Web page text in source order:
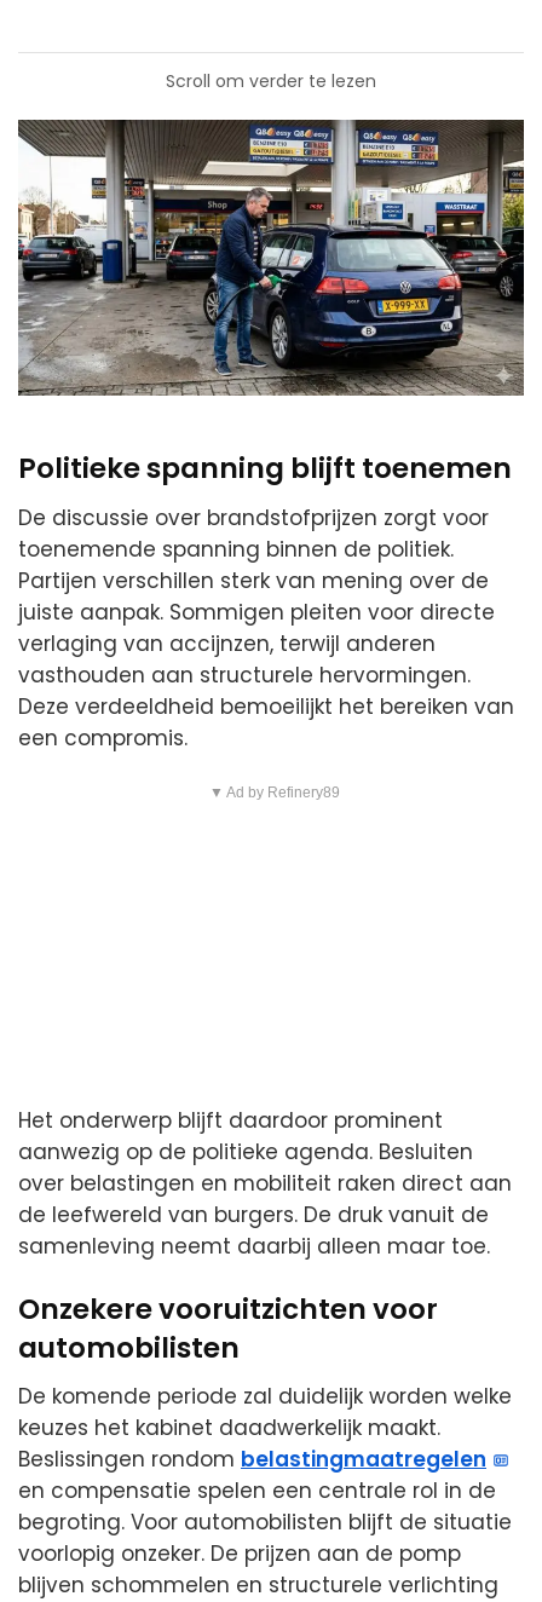
Scroll om verder te lezen
Politieke spanning blijft toenemen
De discussie over brandstofprijzen zorgt voor
toenemende spanning binnen de politiek.
Partijen verschillen sterk van mening over de
juiste aanpak. Sommigen pleiten voor directe
verlaging van accijnzen, terwijl anderen
vasthouden aan structurele hervormingen.
Deze verdeeldheid bemoeilijkt het bereiken van
een compromis.
▼ Ad by Refinery89
Het onderwerp blijft daardoor prominent
aanwezig op de politieke agenda. Besluiten
over belastingen en mobiliteit raken direct aan
de leefwereld van burgers. De druk vanuit de
samenleving neemt daarbij alleen maar toe.
Onzekere vooruitzichten voor
automobilisten
De komende periode zal duidelijk worden welke
keuzes het kabinet daadwerkelijk maakt.
Beslissingen rondom belastingmaatregelen
en compensatie spelen een centrale rol in de
begroting. Voor automobilisten blijft de situatie
voorlopig onzeker. De prijzen aan de pomp
blijven schommelen en structurele verlichting